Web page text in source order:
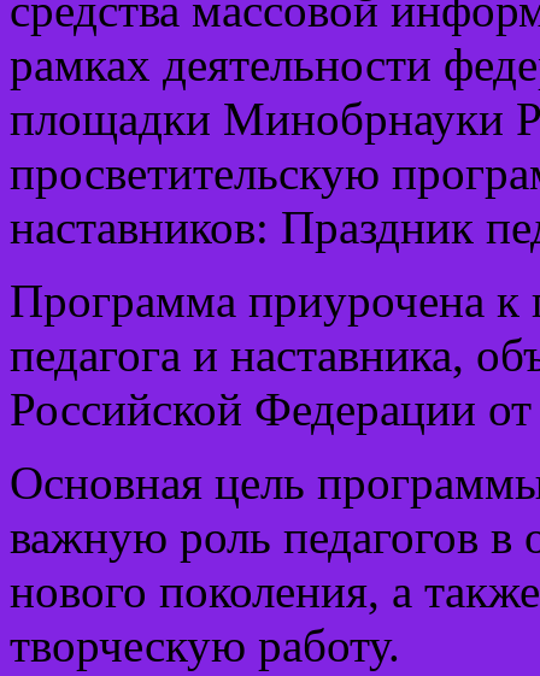
средства массовой
рамках деятельности
площадки Минобрнауки
просветительскую
наставников: Праздник
Программа приурочена к
педагога и наставника,
Российской Федерации
Основная цель
важную роль педагогов в
нового поколения, а
творческую работу.